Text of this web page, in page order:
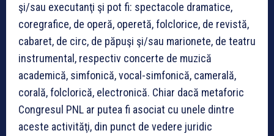
şi/sau executanţi şi pot fi: spectacole dramatice,
coregrafice, de operă, operetă, folclorice, de revistă,
cabaret, de circ, de păpuşi şi/sau marionete, de teatru
instrumental, respectiv concerte de muzică
academică, simfonică, vocal-simfonică, camerală,
corală, folclorică, electronică. Chiar dacă metaforic
Congresul PNL ar putea fi asociat cu unele dintre
aceste activităţi, din punct de vedere juridic